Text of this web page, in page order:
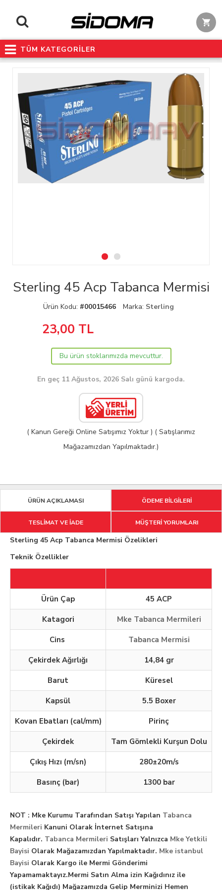
TÜM KATEGORİLER
Sterling 45 Acp Tabanca Mermisi
Ürün Kodu: #00015466 Marka: Sterling
23,00 TL
Bu ürün stoklarımızda mevcuttur.
En geç 11 Ağustos, 2026 Salı günü kargoda.
( Kanun Gereği Online Satışımız Yoktur ) ( Satışlarımız
Mağazamızdan Yapılmaktadır.)
ÜRÜN AÇIKLAMASI ÖDEME BİLGİLERİ
TESLİMAT VE İADE MÜŞTERİ YORUMLARI
Sterling 45 Acp Tabanca Mermisi Özelikleri
Teknik Özellikler
Ürün Çap 45 ACP
Katagori Mke Tabanca Mermileri
Cins Tabanca Mermisi
Çekirdek Ağırlığı 14,84 gr
Barut Küresel
Kapsül 5.5 Boxer
Kovan Ebatları (cal/mm) Pirinç
Çekirdek Tam Gömlekli Kurşun Dolu
Çıkış Hızı (m/sn) 280±20m/s
Basınç (bar) 1300 bar
NOT : Mke Kurumu Tarafından Satışı Yapılan Tabanca
Mermileri Kanuni Olarak İnternet Satışına
Kapalıdır. Tabanca Mermileri Satışları Yalnızca Mke Yetkili
Bayisi Olarak Mağazamızdan Yapılmaktadır. Mke istanbul
Bayisi Olarak Kargo ile Mermi Gönderimi
Yapamamaktayız.Mermi Satın Alma izin Kağıdınız ile
(istikak Kağıdı) Mağazamızda Gelip Merminizi Hemen